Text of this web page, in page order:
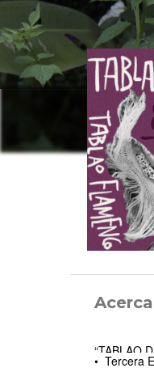
“TABLAO
• Tercera